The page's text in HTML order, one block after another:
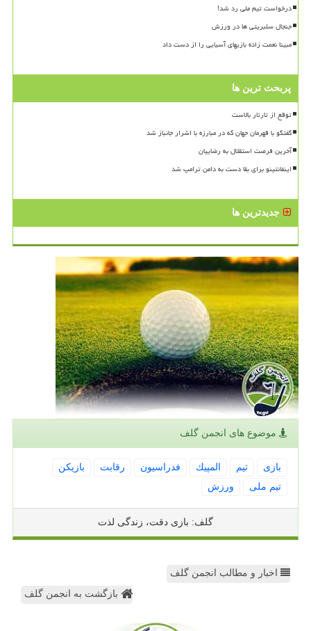
درخواست تیم ملی رد شد!
جنجال سلبریتی ها در ورزش
مبینا نعمت زاده بازیهای آسیایی را از دست داد
پربحث ترین ها
توقع از تارتار بالاست
گفتگو با قهرمان جهان که در مبارزه با اشرار جانباز شد
آخرین فرصت استقلال به رضاییان
اینفانتینو برای بقا دست به دامن ترامپ شد
جدیدترین ها
موضوع های انجمن گلف
بازی تیم المپیك فدراسیون رقابت
بازیكن
تیم ملی
ورزش
گلف: بازی دقت، زندگی لذت
اخبار و مطالب انجمن گلف
بازگشت به انجمن گلف